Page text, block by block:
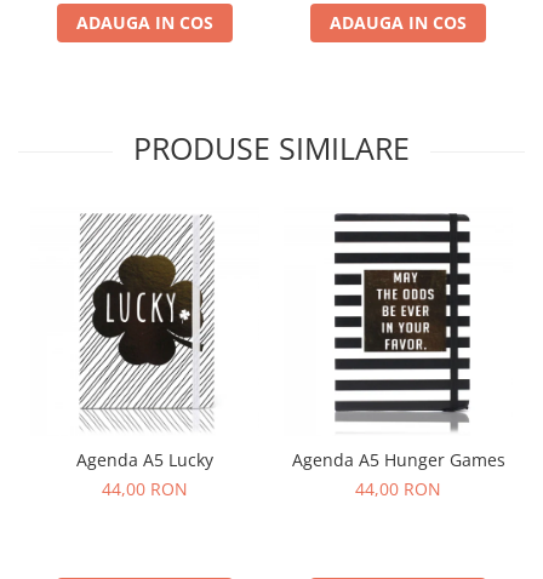
ADAUGA IN COS ADAUGA IN COS
PRODUSE SIMILARE
Agenda A5 Lucky
44,00 RON
Agenda A5 Hunger Games
44,00 RON